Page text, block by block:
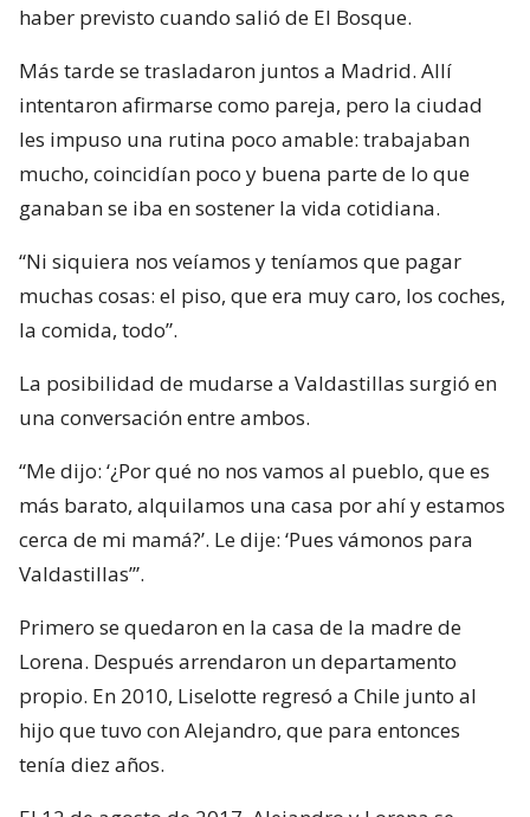
haber previsto cuando salió de El Bosque.
Más tarde se trasladaron juntos a Madrid. Allí
intentaron afirmarse como pareja, pero la ciudad
les impuso una rutina poco amable: trabajaban
mucho, coincidían poco y buena parte de lo que
ganaban se iba en sostener la vida cotidiana.
“Ni siquiera nos veíamos y teníamos que pagar
muchas cosas: el piso, que era muy caro, los coches,
la comida, todo”.
La posibilidad de mudarse a Valdastillas surgió en
una conversación entre ambos.
“Me dijo: ‘¿Por qué no nos vamos al pueblo, que es
más barato, alquilamos una casa por ahí y estamos
cerca de mi mamá?’. Le dije: ‘Pues vámonos para
Valdastillas’”.
Primero se quedaron en la casa de la madre de
Lorena. Después arrendaron un departamento
propio. En 2010, Liselotte regresó a Chile junto al
hijo que tuvo con Alejandro, que para entonces
tenía diez años.